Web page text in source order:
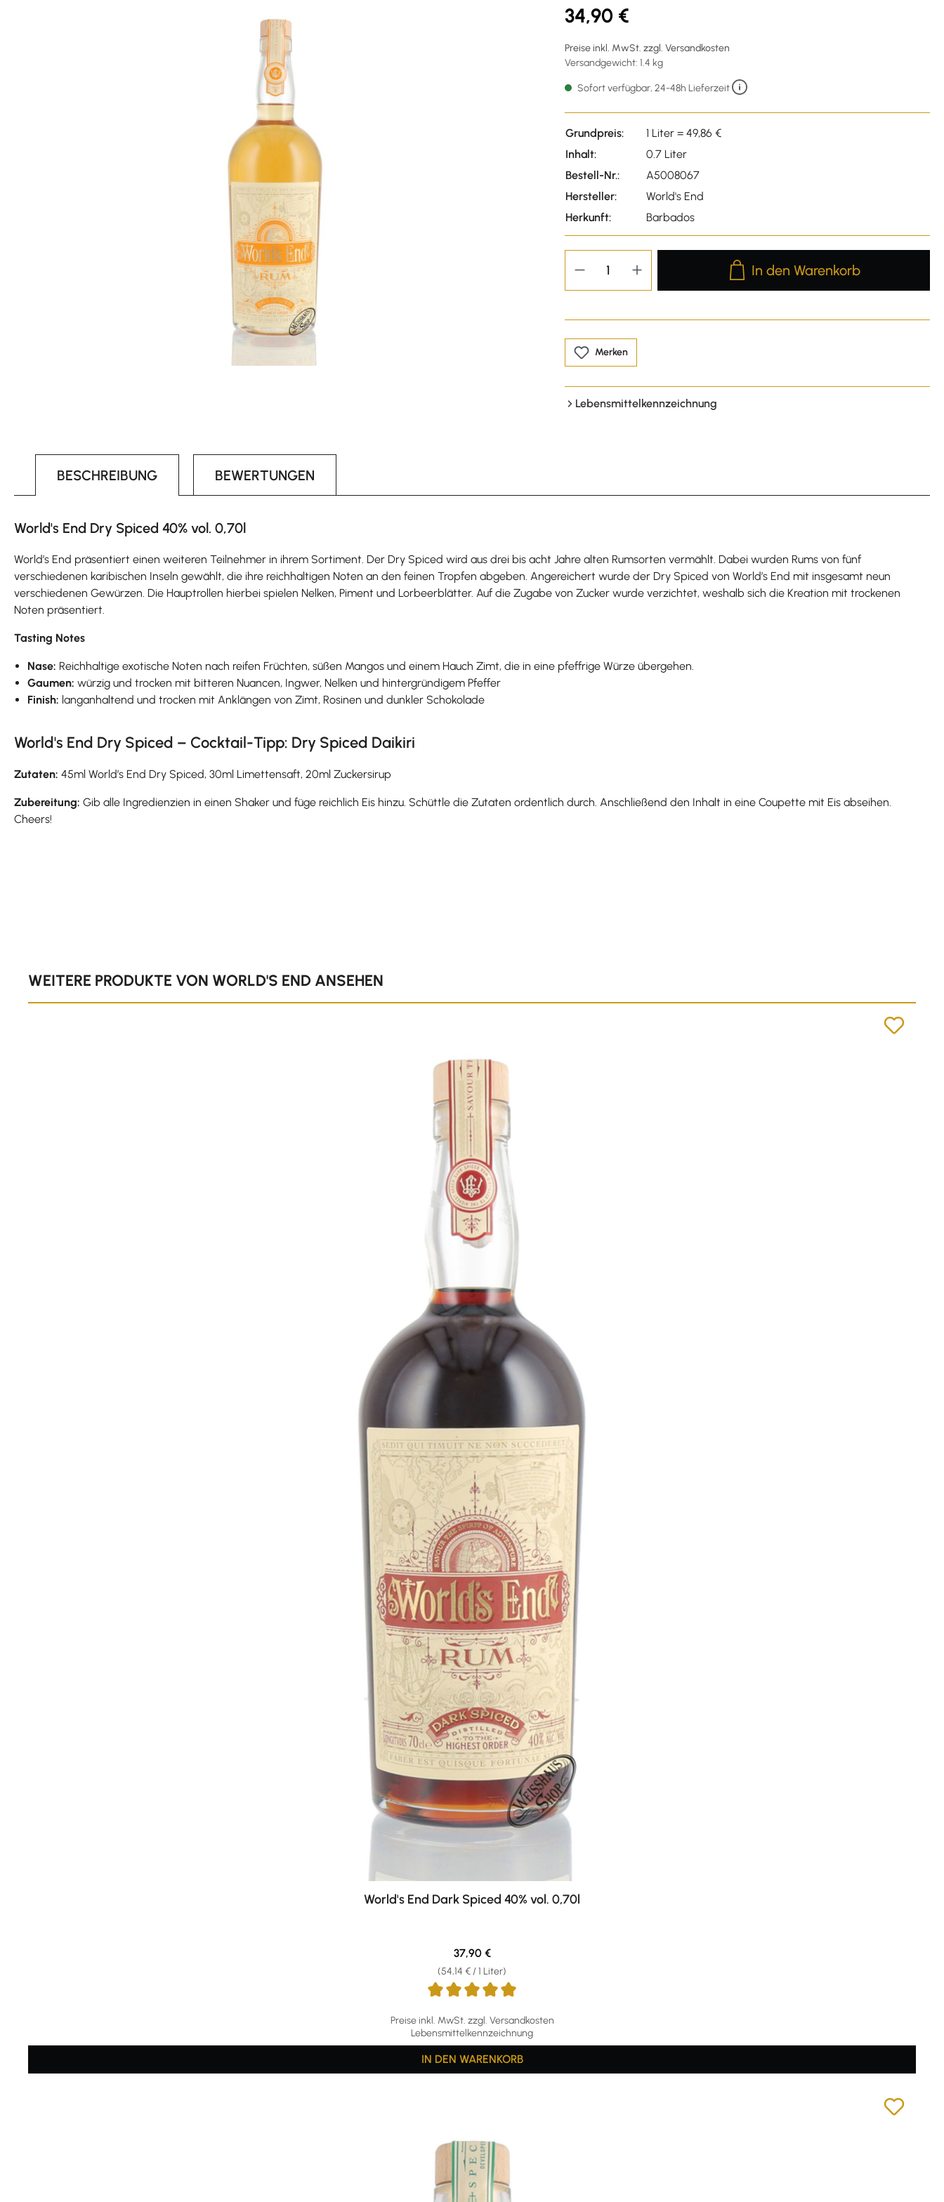
34,90 €
Preise inkl. MwSt. zzgl. Versandkosten
Versandgewicht: 1.4 kg
Sofort verfügbar, 24-48h Lieferzeit
Grundpreis:
1 Liter = 49,86 €
Inhalt:
0.7 Liter
Bestell-Nr.:
A5008067
Hersteller:
World's End
Herkunft:
Barbados
Produkt Anzahl: Gib den
In den Warenkorb
Merken
Lebensmittelkennzeichnung
BESCHREIBUNG BEWERTUNGEN
World's End Dry Spiced 40% vol. 0,70l
World’s End präsentiert einen weiteren Teilnehmer in ihrem Sortiment. Der Dry Spiced wird aus drei bis acht Jahre alten Rumsorten vermählt. Dabei wurden Rums von fünf
verschiedenen karibischen Inseln gewählt, die ihre reichhaltigen Noten an den feinen Tropfen abgeben. Angereichert wurde der Dry Spiced von World’s End mit insgesamt neun
verschiedenen Gewürzen. Die Hauptrollen hierbei spielen Nelken, Piment und Lorbeerblätter. Auf die Zugabe von Zucker wurde verzichtet, weshalb sich die Kreation mit trockenen
Noten präsentiert.
Tasting Notes
Nase: Reichhaltige exotische Noten nach reifen Früchten, süßen Mangos und einem Hauch Zimt, die in eine pfeffrige Würze übergehen.
Gaumen: würzig und trocken mit bitteren Nuancen, Ingwer, Nelken und hintergründigem Pfeffer
Finish: langanhaltend und trocken mit Anklängen von Zimt, Rosinen und dunkler Schokolade
World's End Dry Spiced – Cocktail-Tipp: Dry Spiced Daikiri
Zutaten: 45ml World’s End Dry Spiced, 30ml Limettensaft, 20ml Zuckersirup
Zubereitung: Gib alle Ingredienzien in einen Shaker und füge reichlich Eis hinzu. Schüttle die Zutaten ordentlich durch. Anschließend den Inhalt in eine Coupette mit Eis abseihen.
Cheers!
WEITERE PRODUKTE VON WORLD'S END ANSEHEN
World's End Dark Spiced 40% vol. 0,70l
Preise inkl. MwSt. zzgl. Versandkosten
Lebensmittelkennzeichnung
(54,14 € / 1 Liter)
Regulärer Preis:
37,90 €
IN DEN WARENKORB